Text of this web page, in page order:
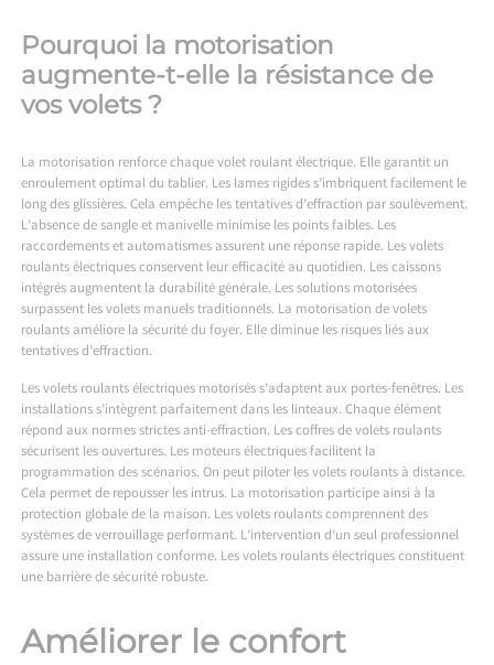
Pourquoi la motorisation
augmente-t-elle la résistance de
vos volets ?
La motorisation renforce chaque volet roulant électrique. Elle garantit un
enroulement optimal du tablier. Les lames rigides s’imbriquent facilement le
long des glissières. Cela empêche les tentatives d’effraction par soulèvement.
L’absence de sangle et manivelle minimise les points faibles. Les
raccordements et automatismes assurent une réponse rapide. Les volets
roulants électriques conservent leur efficacité au quotidien. Les caissons
intégrés augmentent la durabilité générale. Les solutions motorisées
surpassent les volets manuels traditionnels. La motorisation de volets
roulants améliore la sécurité du foyer. Elle diminue les risques liés aux
tentatives d’effraction.
Les volets roulants électriques motorisés s’adaptent aux portes-fenêtres. Les
installations s’intègrent parfaitement dans les linteaux. Chaque élément
répond aux normes strictes anti-effraction. Les coffres de volets roulants
sécurisent les ouvertures. Les moteurs électriques facilitent la
programmation des scénarios. On peut piloter les volets roulants à distance.
Cela permet de repousser les intrus. La motorisation participe ainsi à la
protection globale de la maison. Les volets roulants comprennent des
systèmes de verrouillage performant. L’intervention d’un seul professionnel
assure une installation conforme. Les volets roulants électriques constituent
une barrière de sécurité robuste.
Améliorer le confort